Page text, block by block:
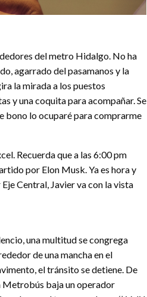
del metro Hidalgo. No ha
agarrado del pasamanos y la
la mirada a los puestos
y una coquita para acompañar. Se
bono lo ocuparé para comprarme
Recuerda que a las 6:00 pm
por Elon Musk. Ya es hora y
Central, Javier va con la vista
una multitud se congrega
de una mancha en el
el tránsito se detiene. De
Metrobús baja un operador